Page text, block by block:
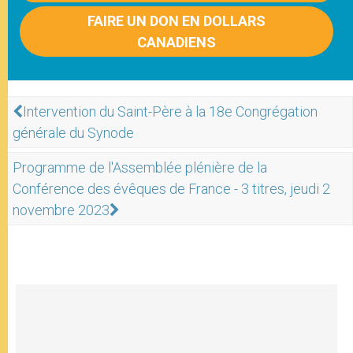
FAIRE UN DON EN DOLLARS
CANADIENS
Intervention du Saint-Père à la 18e Congrégation
générale du Synode
Programme de l'Assemblée plénière de la
Conférence des évêques de France - 3 titres, jeudi 2
novembre 2023